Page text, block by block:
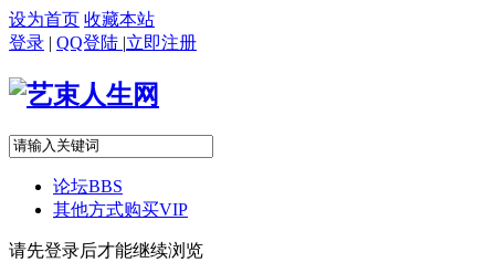
设为首页 收藏本站
登录 | QQ登陆 |立即注册
论坛BBS
其他方式购买VIP
请先登录后才能继续浏览